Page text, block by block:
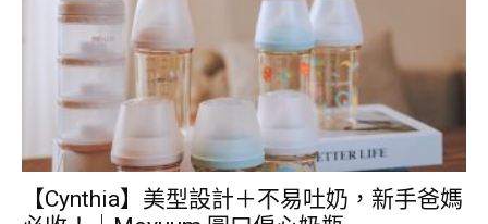
【Cynthia】美型設計＋不易吐奶，新手爸媽